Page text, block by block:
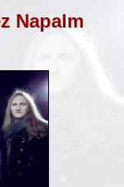
Napalm